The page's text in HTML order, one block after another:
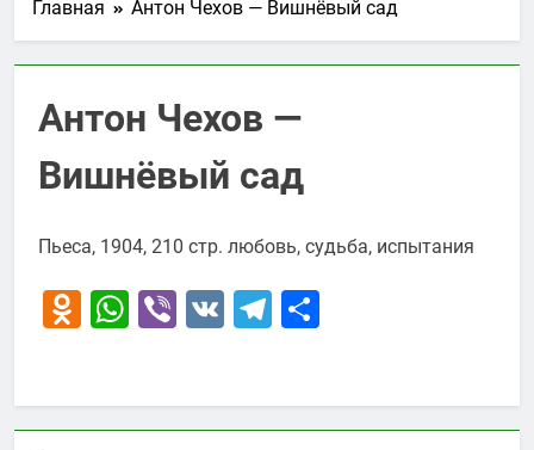
Главная Антон Чехов — Вишнёвый сад
Антон Чехов —
Вишнёвый сад
Пьеса, 1904, 210 стр. любовь, судьба, испытания
Odnoklassniki
WhatsApp
Viber
VK Telegram